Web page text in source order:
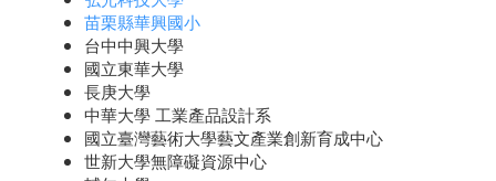
苗栗縣華興國小
台中中興大學
國立東華大學
長庚大學
中華大學 工業產品設計系
國立臺灣藝術大學藝文產業創新育成中心
世新大學無障礙資源中心